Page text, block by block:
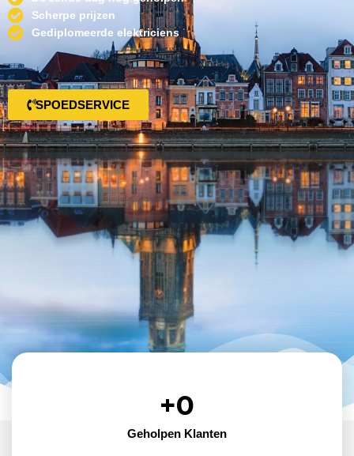
Scherpe prijzen
Gediplomeerde elektriciens
SPOEDSERVICE
Geholpen Klanten
+0